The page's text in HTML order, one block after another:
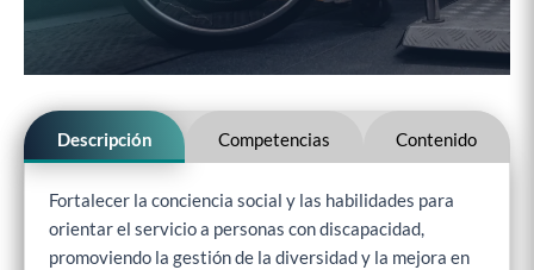
Descripción Competencias Contenido
Fortalecer la conciencia social y las habilidades para
orientar el servicio a personas con discapacidad,
promoviendo la gestión de la diversidad y la mejora en